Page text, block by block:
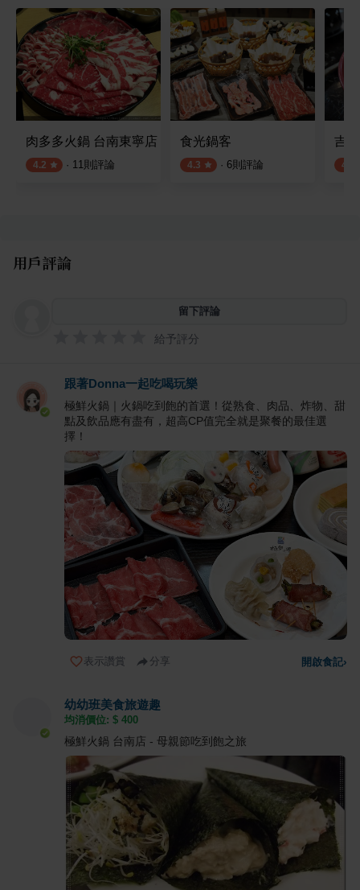
肉多多火鍋 台南東寧店
4.2 · 11則評論
食光鍋客
4.3 · 6則評論
吉
4.0
用戶評論
留下評論
給予評分
跟著Donna一起吃喝玩樂
極鮮火鍋｜火鍋吃到飽的首選！從熟食、肉品、炸物、甜
點及飲品應有盡有，超高CP值完全就是聚餐的最佳選
擇！
表示讚賞 分享 開啟食記›
幼幼班美食旅遊趣
均消價位: $ 400
極鮮火鍋 台南店 - 母親節吃到飽之旅